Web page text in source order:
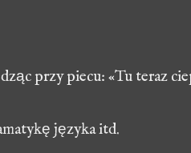
przy piecu: «Tu teraz
języka itd.